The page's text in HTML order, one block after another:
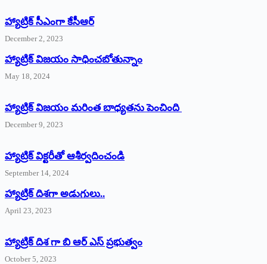
హ్యాట్రిక్‌ ‌సీఎంగా కేసీఆర్‌
December 2, 2023
హ్యాట్రిక్‌ విజయం సాధించబోతున్నాం
May 18, 2024
హ్యాట్రిక్ విజయం మరింత బాధ్యతను పెంచింది
December 9, 2023
హ్యాట్రిక్‌ ‌విక్టరీతో ఆశీర్వదించండి
September 14, 2024
‌హ్యాట్రిక్‌ ‌దిశగా అడుగులు..
April 23, 2023
హ్యాట్రిక్ దిశ గా బి ఆర్ ఎస్ ప్రభుత్వం
October 5, 2023